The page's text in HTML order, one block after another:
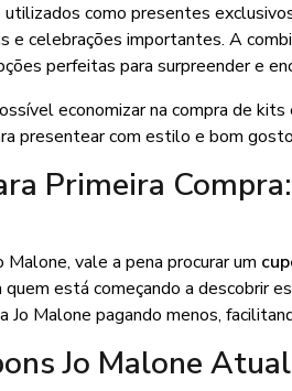
como presentes
e celebrações importantes. A
perfeitas para surpreender e
economizar na compra de
presentear com estilo e bom
Primeira
Malone, vale a pena procurar um
está começando a descobrir
Jo Malone pagando menos,
Jo Malone